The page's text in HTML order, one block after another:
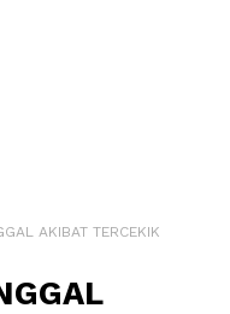
AKIBAT TERCEKIK